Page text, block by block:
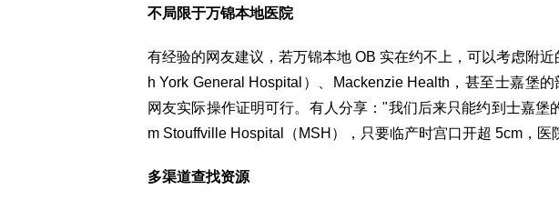
不局限于万锦本地医院
有经验的网友建议，若万锦本地 OB 实在约不上，可以考虑附
h York General Hospital）、Mackenzie Health，甚至士嘉堡
网友实际操作证明可行。有人分享："我们后来只能约到士嘉堡
m Stouffville Hospital（MSH），只要临产时宫口开超 5cm，医
多渠道查找资源